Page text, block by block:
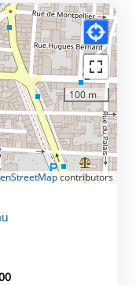
100 m
contributors